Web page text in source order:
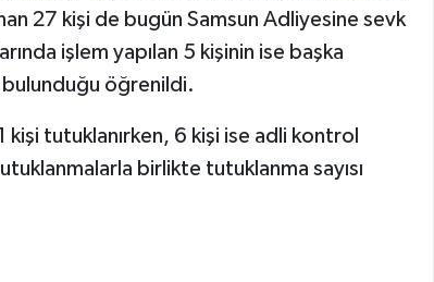
27 kişi de bugün Samsun Adliyesine sevk
işlem yapılan 5 kişinin ise başka
öğrenildi.
tutuklanırken, 6 kişi ise adli kontrol
birlikte tutuklanma sayısı